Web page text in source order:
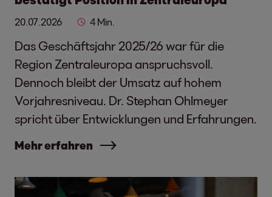
20.07.2026 4 Min.
Das Geschäftsjahr 2025/26 war für die
Region Zentraleuropa anspruchsvoll.
Dennoch bleibt der Umsatz auf hohem
Vorjahresniveau. Dr. Stephan Ohlmeyer
spricht über Entwicklungen und Erfahrungen.
Mehr erfahren